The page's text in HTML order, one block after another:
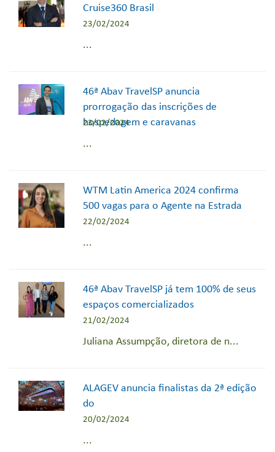
Cruise360 Brasil
23/02/2024
...
46ª Abav TravelSP anuncia
prorrogação das inscrições de
hospedagem e caravanas
23/02/2024
...
WTM Latin America 2024 confirma
500 vagas para o Agente na Estrada
22/02/2024
...
46ª Abav TravelSP já tem 100% de seus
espaços comercializados
21/02/2024
Juliana Assumpção, diretora de n...
ALAGEV anuncia finalistas da 2ª edição
do
20/02/2024
...